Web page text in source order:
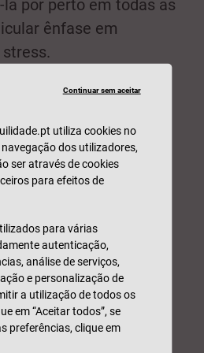
por perto em todas as
ênfase em
género, ouvir música
no organismo, entre
de dopamina, causadora
e de relaxamento.
anti-stress que se
grande parte das
se sintonizado nas
para escutar com
reduzir o stress.
grande tarefa
e para
Continuar sem aceitar
utiliza cookies no
dos utilizadores,
ser através de cookies
para efeitos de
para várias
autenticação,
análise de serviços,
e personalização de
a utilização de todos os
em “Aceitar todos”, se
preferências, clique em